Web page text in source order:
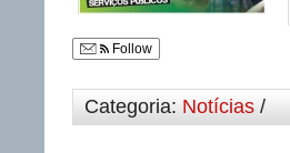
Follow
Categoria: Notícias /